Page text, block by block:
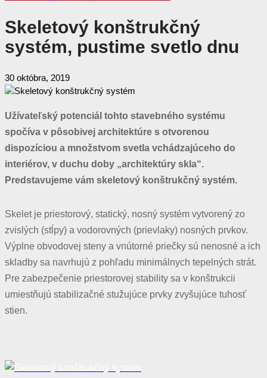
Skeletový konštrukčný
systém, pustime svetlo dnu
30 októbra, 2019
Užívateľský potenciál tohto stavebného systému
spočíva v pôsobivej architektúre s otvorenou
dispozíciou a množstvom svetla vchádzajúceho do
interiérov, v duchu doby „architektúry skla“.
Predstavujeme vám skeletový konštrukčný systém.
Skelet je priestorový, statický, nosný systém vytvorený zo
zvislých (stĺpy) a vodorovných (prievlaky) nosných prvkov.
Výplne obvodovej steny a vnútorné priečky sú nenosné a ich
skladby sa navrhujú z pohľadu minimálnych tepelných strát.
Pre zabezpečenie priestorovej stability sa v konštrukcii
umiestňujú stabilizačné stužujúce prvky zvyšujúce tuhosť
stien.